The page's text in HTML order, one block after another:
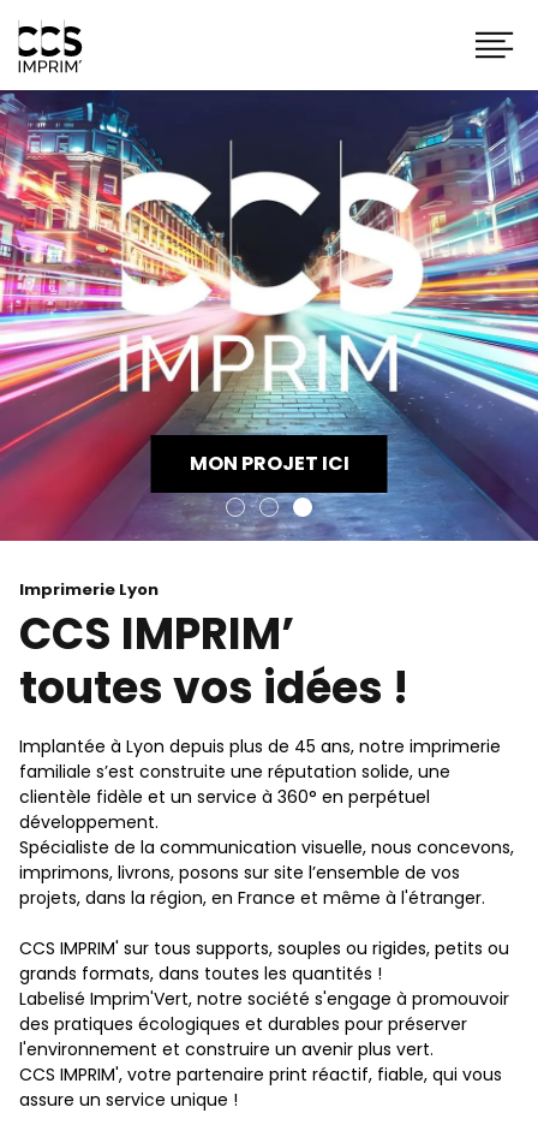
MON PROJET ICI
Imprimerie Lyon
CCS IMPRIM’
toutes vos idées !
Implantée à Lyon depuis plus de 45 ans, notre imprimerie
familiale s’est construite une réputation solide, une
clientèle fidèle et un service à 360° en perpétuel
développement.
Spécialiste de la communication visuelle, nous concevons,
imprimons, livrons, posons sur site l’ensemble de vos
projets, dans la région, en France et même à l'étranger.
CCS IMPRIM' sur tous supports, souples ou rigides, petits ou
grands formats, dans toutes les quantités !
Labelisé Imprim'Vert, notre société s'engage à promouvoir
des pratiques écologiques et durables pour préserver
l'environnement et construire un avenir plus vert.
CCS IMPRIM', votre partenaire print réactif, fiable, qui vous
assure un service unique !